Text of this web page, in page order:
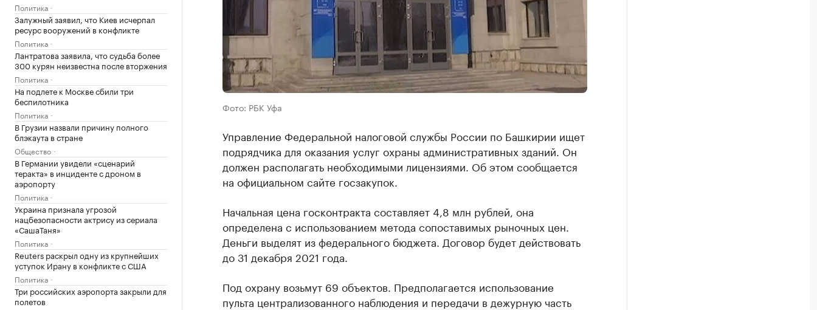
Политика
Залужный заявил, что Киев исчерпал
ресурс вооружений в конфликте
Политика
Лантратова заявила, что судьба более
300 курян неизвестна после вторжения
Политика
На подлете к Москве сбили три
беспилотника
Политика
В Грузии назвали причину полного
блэкаута в стране
Общество
В Германии увидели «сценарий
теракта» в инциденте с дроном в
аэропорту
Политика
Украина признала угрозой
нацбезопасности актрису из сериала
«СашаТаня»
Политика
Reuters раскрыл одну из крупнейших
уступок Ирану в конфликте с США
Политика
Три российских аэропорта закрыли для
полетов
Фото: РБК Уфа
Управление Федеральной налоговой службы России по Башкирии ищет
подрядчика для оказания услуг охраны административных зданий. Он
должен располагать необходимыми лицензиями. Об этом сообщается
на официальном сайте госзакупок.
Начальная цена госконтракта составляет 4,8 млн рублей, она
определена с использованием метода сопоставимых рыночных цен.
Деньги выделят из федерального бюджета. Договор будет действовать
до 31 декабря 2021 года.
Под охрану возьмут 69 объектов. Предполагается использование
пульта централизованного наблюдения и передачи в дежурную часть